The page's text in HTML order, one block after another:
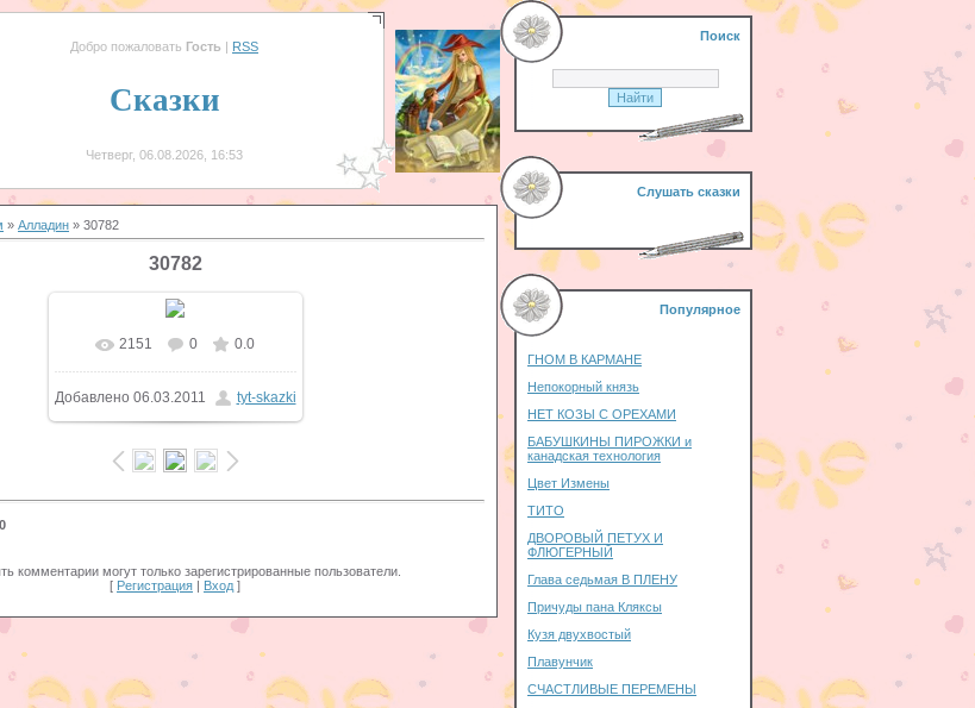
Добро пожаловать Гость | RSS
Сказки
Четверг, 06.08.2026, 16:53
» Алладин » 30782
30782
В реальном размере
629x471/ 252.2Kb
2151 0 0.0
Добавлено 06.03.2011 tyt-skazki
0
комментарии могут только зарегистрированные пользователи.
[ Регистрация | Вход ]
Поиск
Слушать сказки
Популярное
ГНОМ В КАРМАНЕ
Непокорный князь
НЕТ КОЗЫ С ОРЕХАМИ
БАБУШКИНЫ ПИРОЖКИ и
канадская технология
Цвет Измены
ТИТО
ДВОРОВЫЙ ПЕТУХ И
ФЛЮГЕРНЫЙ
Глава седьмая В ПЛЕНУ
Причуды пана Кляксы
Кузя двухвостый
Плавунчик
СЧАСТЛИВЫЕ ПЕРЕМЕНЫ